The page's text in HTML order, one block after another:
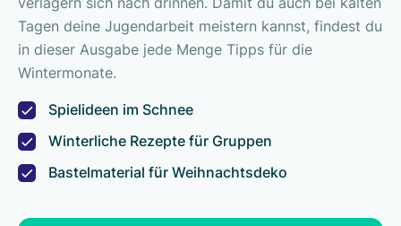
Tagen deine Jugendarbeit meistern kannst, findest du
in dieser Ausgabe jede Menge Tipps für die
Wintermonate.
Spielideen im Schnee
Winterliche Rezepte für Gruppen
Bastelmaterial für Weihnachtsdeko